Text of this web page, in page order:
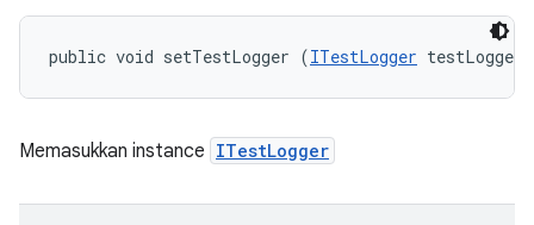
public void setTestLogger (ITestLogger testLogger)
Memasukkan instance ITestLogger